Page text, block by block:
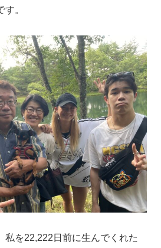
。
私を22,222日前に生んでくれた